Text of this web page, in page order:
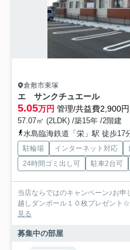
倉敷市東塚
エ サンクチュエール
5.05万円 管理/共益費2,900円
57.07㎡ (2LDK) /築15年 /2階建
水島臨海鉄道「栄」駅 徒歩17
駐輪場 インターネット対応
24時間ゴミ出し可
駐車2台可
当店ならではのキャンペーン♪お申
越しダンボール１０枚プレゼント
見る
募集中の部屋